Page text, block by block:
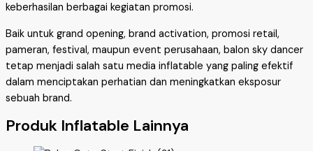
keberhasilan berbagai kegiatan promosi.
Baik untuk grand opening, brand activation, promosi retail,
pameran, festival, maupun event perusahaan, balon sky dancer
tetap menjadi salah satu media inflatable yang paling efektif
dalam menciptakan perhatian dan meningkatkan eksposur
sebuah brand.
Produk Inflatable Lainnya